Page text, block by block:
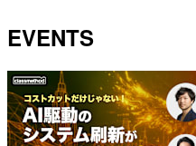
EVENTS